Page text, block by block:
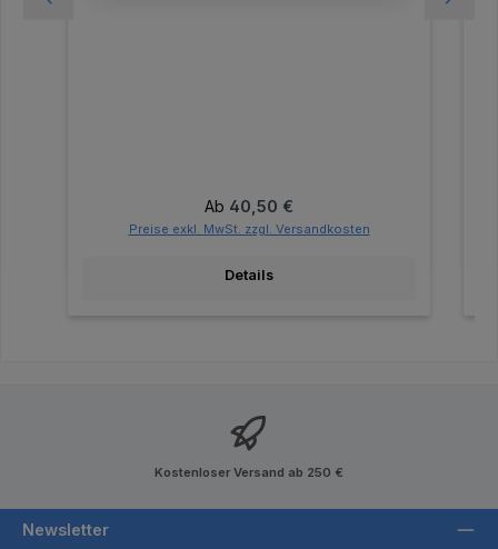
Regulärer Preis:
Ab 40,50 €
Preise exkl. MwSt. zzgl. Versandkosten
Details
Kostenloser Versand ab 250 €
Newsletter